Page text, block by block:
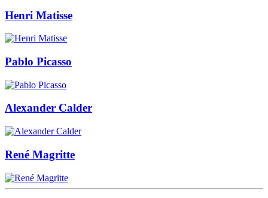
Henri Matisse
Pablo Picasso
Alexander Calder
René Magritte